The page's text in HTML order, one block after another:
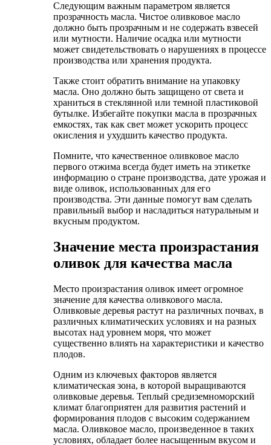
Следующим важным параметром является
прозрачность масла. Чистое оливковое масло
должно быть прозрачным и не содержать взвесей
или мутности. Наличие осадка или мутности
может свидетельствовать о нарушениях в процессе
производства или хранения продукта.
Также стоит обратить внимание на упаковку
масла. Оно должно быть защищено от света и
храниться в стеклянной или темной пластиковой
бутылке. Избегайте покупки масла в прозрачных
емкостях, так как свет может ускорить процесс
окисления и ухудшить качество продукта.
Помните, что качественное оливковое масло
первого отжима всегда будет иметь на этикетке
информацию о стране производства, дате урожая и
виде оливок, использованных для его
производства. Эти данные помогут вам сделать
правильный выбор и насладиться натуральным и
вкусным продуктом.
Значение места произрастания
оливок для качества масла
Место произрастания оливок имеет огромное
значение для качества оливкового масла.
Оливковые деревья растут на различных почвах, в
различных климатических условиях и на разных
высотах над уровнем моря, что может
существенно влиять на характеристики и качество
плодов.
Одним из ключевых факторов является
климатическая зона, в которой выращиваются
оливковые деревья. Теплый средиземноморский
климат благоприятен для развития растений и
формирования плодов с высоким содержанием
масла. Оливковое масло, произведенное в таких
условиях, обладает более насыщенным вкусом и